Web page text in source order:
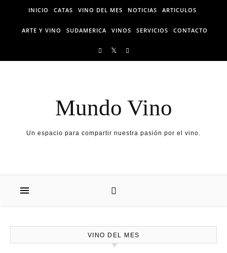
Skip to content
INICIO CATAS VINO DEL MES NOTICIAS ARTICULOS
ARTE Y VINO SUDAMERICA VINOS SERVICIOS CONTACTO
Mundo Vino
Un espacio para compartir nuestra pasión por el vino.
VINO DEL MES